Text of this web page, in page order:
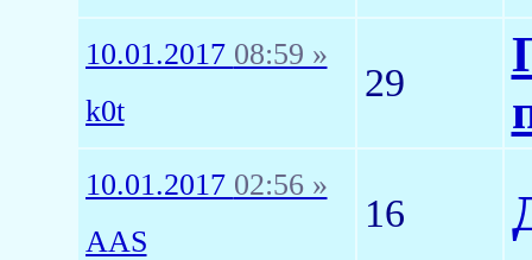
10.01.2017 08:59 »
k0t
29
10.01.2017 02:56 »
AAS
16